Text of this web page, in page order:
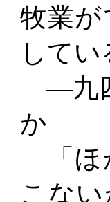
牧業
して
―九
か
「ほ
こな